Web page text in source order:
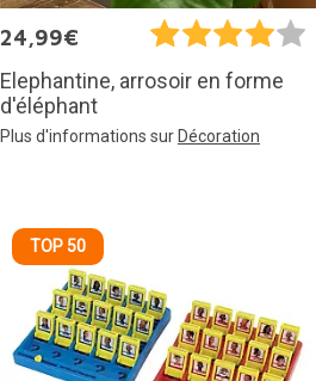
24,99€
Elephantine, arrosoir en forme
d'éléphant
Plus d'informations sur Décoration
TOP 50